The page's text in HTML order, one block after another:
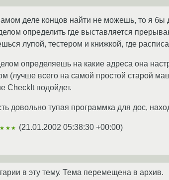
деле концов найти не можешь, то я бы
определить где выставляется
лупой, тестером и книжкой, где
определяешь на какие адреса она
(лучше всего на самой простой старой
CheckIt подойдет.
довольно тупая программка для дос,
(21.01.2002 05:38:30 +00:00)
в эту тему. Тема перемещена в архив.